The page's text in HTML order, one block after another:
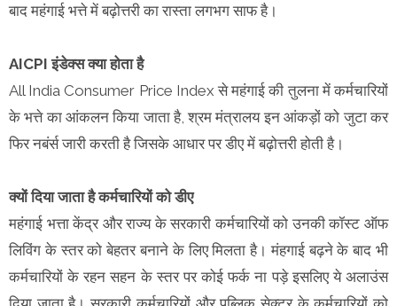
बाद महंगाई भत्ते में बढ़ोत्तरी का रास्ता लगभग साफ है।
AICPI इंडेक्स क्या होता है
All India Consumer Price Index से महंगाई की तुलना में कर्मचारियों
के भत्ते का आंकलन किया जाता है, श्रम मंत्रालय इन आंकड़ों को जुटा कर
फिर नबंर्स जारी करती है जिसके आधार पर डीए में बढ़ोत्तरी होती है।
क्यों दिया जाता है कर्मचारियों को डीए
महंगाई भत्ता केंद्र और राज्य के सरकारी कर्मचारियों को उनकी कॉस्ट ऑफ
लिविंग के स्तर को बेहतर बनाने के लिए मिलता है। मंहगाई बढ़ने के बाद भी
कर्मचारियों के रहन सहन के स्तर पर कोई फर्क ना पड़े इसलिए ये अलाउंस